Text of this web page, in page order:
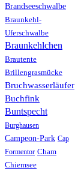
Brandseeschwalbe
Braunkehl-
Uferschwalbe
Braunkehlchen
Brautente
Brillengrasmücke
Bruchwasserläufer
Buchfink
Buntspecht
Burghausen
Campeon-Park Cap
Formentor Cham
Chiemsee